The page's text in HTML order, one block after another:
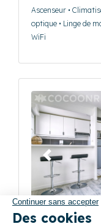
Ascenseur •
optique • Linge de
WiFi
Précédent